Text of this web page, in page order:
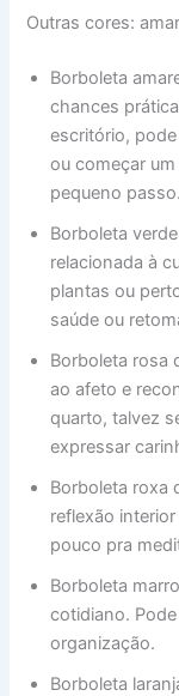
Outras cores:
Borboleta
chances
escritório,
ou começar
pequeno passo.
Borboleta
relacionada à
plantas ou
saúde ou
Borboleta rosa
ao afeto e
quarto, talvez
expressar
Borboleta roxa
reflexão
pouco pra
Borboleta
cotidiano.
organização.
Borboleta